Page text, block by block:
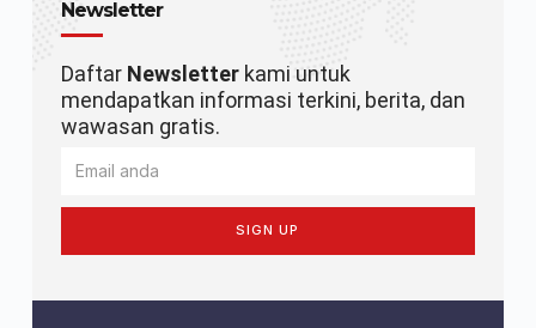
Newsletter
Daftar Newsletterkami untuk
mendapatkan informasi terkini, berita, dan
wawasan gratis.
SIGN UP